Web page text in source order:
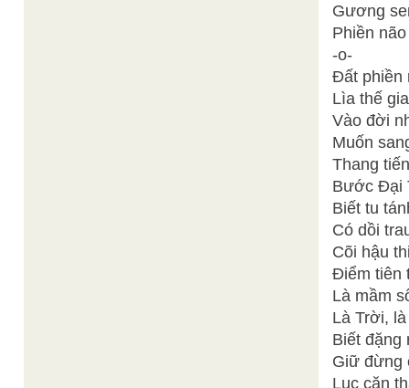
Gương
Phiền
-o-
Đất phiền
Lìa thế
Vào đời
Muốn
Thang
Bước Đại
Biết tu
Có dồi
Cõi hậu
Điểm tiên
Là mầm
Là Trời,
Biết đặng
Giữ đừng
Lục căn